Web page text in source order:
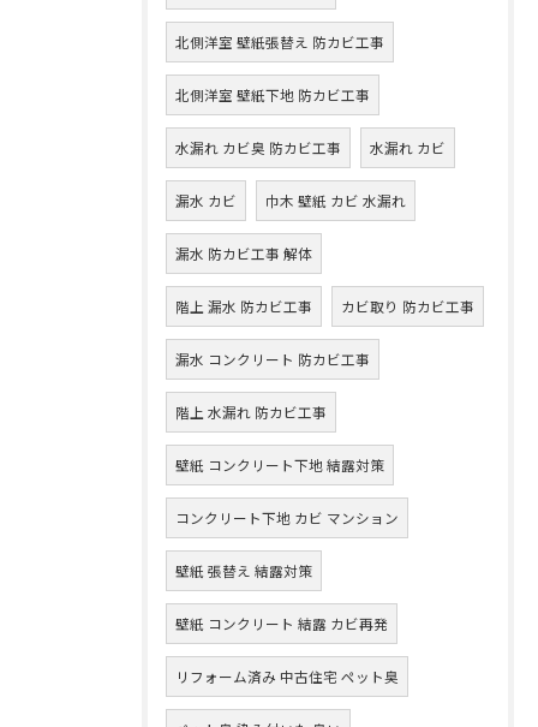
北側洋室 壁紙張替え 防カビ工事
北側洋室 壁紙下地 防カビ工事
水漏れ カビ臭 防カビ工事 水漏れ カビ
漏水 カビ 巾木 壁紙 カビ 水漏れ
漏水 防カビ工事 解体
階上 漏水 防カビ工事 カビ取り 防カビ工事
漏水 コンクリート 防カビ工事
階上 水漏れ 防カビ工事
壁紙 コンクリート下地 結露対策
コンクリート下地 カビ マンション
壁紙 張替え 結露対策
壁紙 コンクリート 結露 カビ再発
リフォーム済み 中古住宅 ペット臭